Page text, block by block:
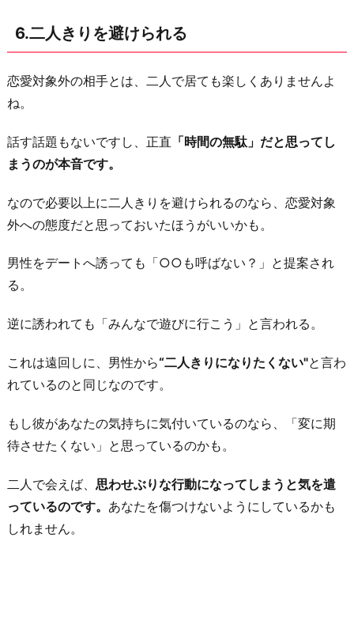
6.二人きりを避けられる
恋愛対象外の相手とは、二人で居ても楽しくありませんよ
ね。
話す話題もないですし、正直 「時間の無駄」だと思ってし
まうのが本音です。
なので必要以上に二人きりを避けられるのなら、恋愛対象
外への態度だと思っておいたほうがいいかも。
男性をデートへ誘っても「○○も呼ばない？」と提案され
る。
逆に誘われても「みんなで遊びに行こう」と言われる。
これは遠回しに、男性から“二人きりになりたくない"と言わ
れているのと同じなのです。
もし彼があなたの気持ちに気付いているのなら、「変に期
待させたくない」と思っているのかも。
二人で会えば、 思わせぶりな行動になってしまうと気を遣
っているのです。 あなたを傷つけないようにしているかも
しれません。